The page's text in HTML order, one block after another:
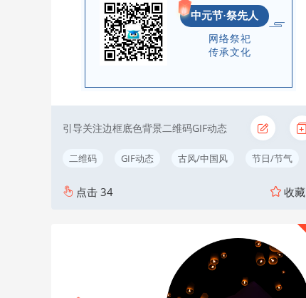
中元节·祭先人
网络祭祀
传承文化
引导关注边框底色背景二维码GIF动态
二维码 GIF动态 古风/中国风 节日/节气
点击 34 收藏